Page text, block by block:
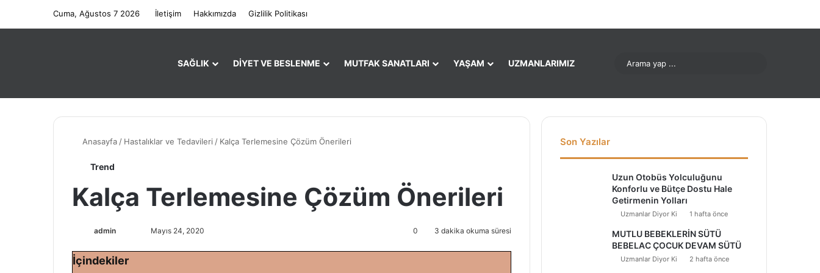
Cuma, Ağustos 7 2026 İletişim Hakkımızda Gizlilik Politikası
SAĞLIK DIYET VE BESLENME MUTFAK SANATLARI YAŞAM UZMANLARIMIZ
Anasayfa / Hastalıklar ve Tedavileri / Kalça Terlemesine Çözüm Önerileri
Trend
Kalça Terlemesine Çözüm Önerileri
admin
l
Mayıs 24, 2020 0 3 dakika okuma süresi
İçindekiler
Son Yazılar
Uzun Otobüs Yolculuğunu
Konforlu ve Bütçe Dostu Hale
Getirmenin Yolları
Uzmanlar Diyor Ki 1 hafta önce
MUTLU BEBEKLERİN SÜTÜ
BEBELAC ÇOCUK DEVAM SÜTÜ
Uzmanlar Diyor Ki 2 hafta önce